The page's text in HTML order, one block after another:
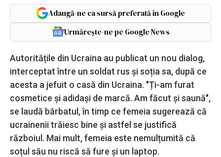
Adaugă-ne ca sursă preferată în Google
Urmărește-ne pe Google News
Autoritățile din Ucraina au publicat un nou dialog,
interceptat între un soldat rus și soția sa, după ce
acesta a jefuit o casă din Ucraina. "Ți-am furat
cosmetice și adidași de marcă. Am făcut și saună",
se laudă bărbatul, în timp ce femeia sugerează că
ucrainenii trăiesc bine și astfel se justifică
războiul. Mai mult, femeia este nemulțumită că
soțul său nu riscă să fure și un laptop.